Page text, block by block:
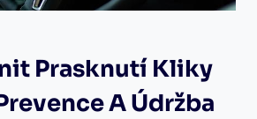
Prasknutí Kliky
A⁤ Údržba